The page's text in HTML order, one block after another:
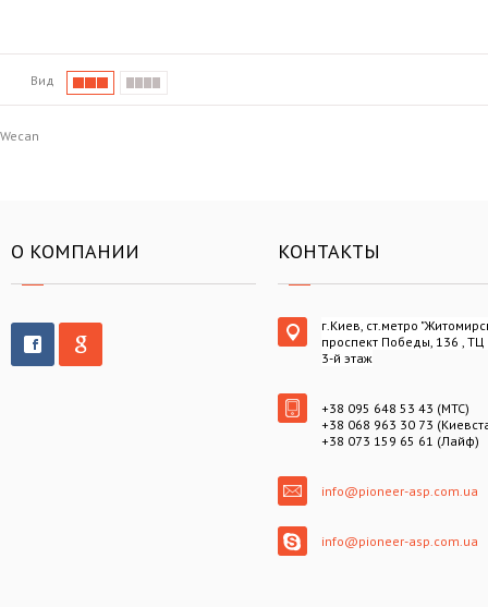
Вид
Wecan
О КОМПАНИИ КОНТАКТЫ
г.Киев, ст.метро
проспект Победы, 136 , ТЦ
3-й этаж
+38 095 648 53 43 (МТС)
+38 068 963 30 73
+38 073 159 65 61 (Лайф)
info@pioneer-asp.com.ua
info@pioneer-asp.com.ua